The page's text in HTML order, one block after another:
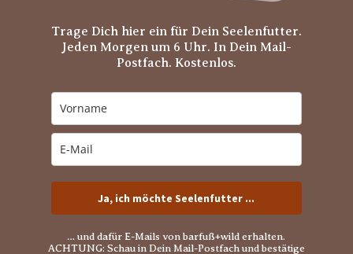
Trage Dich hier ein für Dein Seelenfutter.
Jeden Morgen um 6 Uhr. In Dein Mail-
Postfach. Kostenlos.
Ja, ich möchte Seelenfutter ...
… und dafür E-Mails von barfuß+wild erhalten.
ACHTUNG: Schau in Dein Mail-Postfach und bestätige